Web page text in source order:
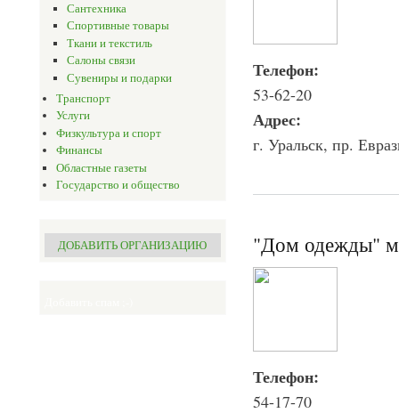
Сантехника
Спортивные товары
Ткани и текстиль
Салоны связи
Сувениры и подарки
Транспорт
Услуги
Физкультура и спорт
Финансы
Областные газеты
Государство и общество
ДОБАВИТЬ ОРГАНИЗАЦИЮ
Телефон:
53-62-20
Адрес:
г. Уральск, пр.
"Дом одежды"
Телефон:
54-17-70